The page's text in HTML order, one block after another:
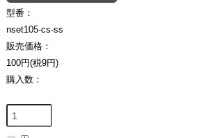
型番：
nset105-cs-ss
販売価格：
100円(税9円)
購入数：